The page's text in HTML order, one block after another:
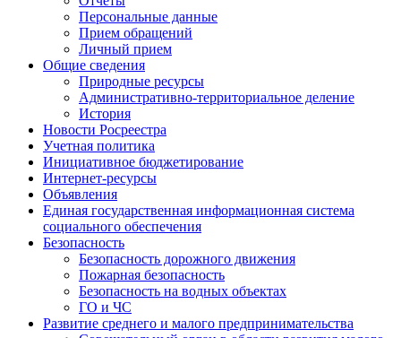
Персональные данные
Прием обращений
Личный прием
Общие сведения
Природные ресурсы
Административно-территориальное деление
История
Новости Росреестра
Учетная политика
Инициативное бюджетирование
Интернет-ресурсы
Объявления
Единая государственная информационная система
социального обеспечения
Безопасность
Безопасность дорожного движения
Пожарная безопасность
Безопасность на водных объектах
ГО и ЧС
Развитие среднего и малого предпринимательства